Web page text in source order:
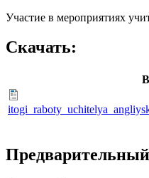
Участие в мероприятиях
Скачать: